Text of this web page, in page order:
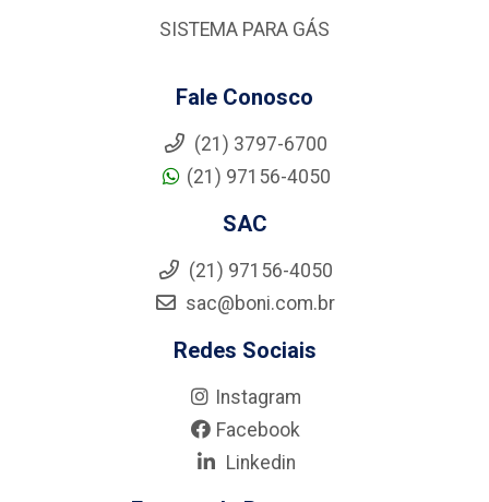
SISTEMA PARA GÁS
Fale Conosco
(21) 3797-6700
(21) 97156-4050
SAC
(21) 97156-4050
sac@boni.com.br
Redes Sociais
Instagram
Facebook
Linkedin